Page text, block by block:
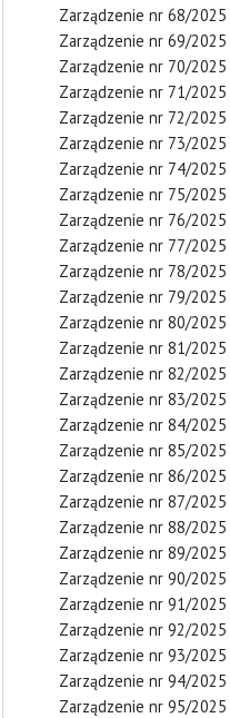
Zarządzenie nr 68/2025
Zarządzenie nr 69/2025
Zarządzenie nr 70/2025
Zarządzenie nr 71/2025
Zarządzenie nr 72/2025
Zarządzenie nr 73/2025
Zarządzenie nr 74/2025
Zarządzenie nr 75/2025
Zarządzenie nr 76/2025
Zarządzenie nr 77/2025
Zarządzenie nr 78/2025
Zarządzenie nr 79/2025
Zarządzenie nr 80/2025
Zarządzenie nr 81/2025
Zarządzenie nr 82/2025
Zarządzenie nr 83/2025
Zarządzenie nr 84/2025
Zarządzenie nr 85/2025
Zarządzenie nr 86/2025
Zarządzenie nr 87/2025
Zarządzenie nr 88/2025
Zarządzenie nr 89/2025
Zarządzenie nr 90/2025
Zarządzenie nr 91/2025
Zarządzenie nr 92/2025
Zarządzenie nr 93/2025
Zarządzenie nr 94/2025
Zarządzenie nr 95/2025